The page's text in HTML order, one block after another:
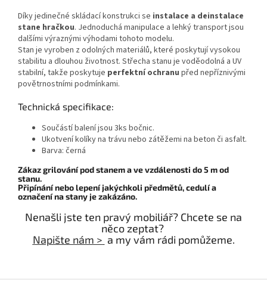
Díky jedinečné skládací konstrukci se instalace a deinstalace
stane hračkou. Jednoduchá manipulace a lehký transport jsou
dalšími výraznými výhodami tohoto modelu.
Stan je vyroben z odolných materiálů, které poskytují vysokou
stabilitu a dlouhou životnost. Střecha stanu je voděodolná a UV
stabilní, takže poskytuje perfektní ochranu před nepříznivými
povětrnostními podmínkami.
Technická specifikace:
Součástí balení jsou 3ks bočnic.
Ukotvení kolíky na trávu nebo zátěžemi na beton či asfalt.
Barva: černá
Zákaz grilování pod stanem a ve vzdálenosti do 5 m od
stanu.
​Připínání nebo lepení jakýchkoli předmětů, cedulí a
označení na stany je zakázáno.
Nenašli jste ten pravý mobiliář? Chcete se na
něco zeptat?
Napište nám > a my vám rádi pomůžeme.